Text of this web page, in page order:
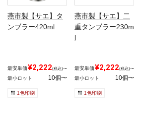
燕市製【サエ】タ
ンブラー420ml
最安単価¥2,222(税込)〜
最小ロット 10個〜
1色印刷
燕市製【サエ】二
重タンブラー230m
l
最安単価¥2,222(税込)〜
最小ロット 10個〜
1色印刷